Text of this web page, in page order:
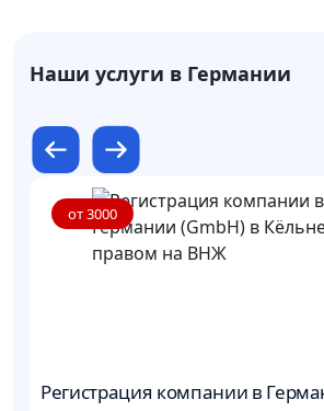
Наши услуги в Германии
от 3000
Регистрация компании в